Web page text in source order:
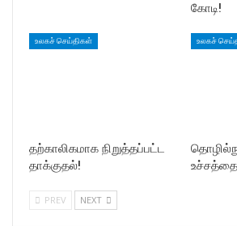
கோடி!
உலகச் செய்திகள்
தற்காலிகமாக நிறுத்தப்பட்ட
தாக்குதல்!
உலகச்
PREV NEXT